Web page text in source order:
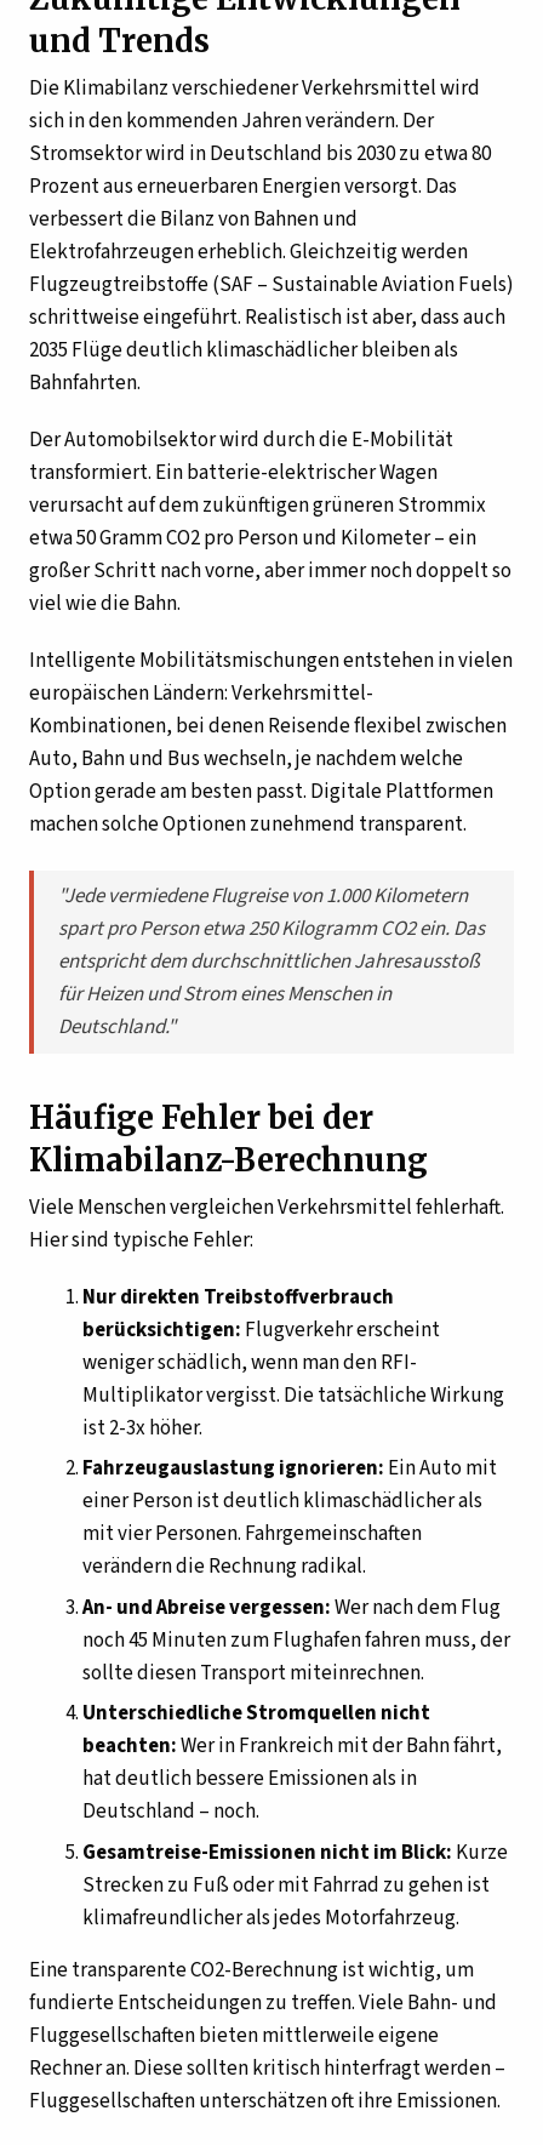
und Trends
Die Klimabilanz verschiedener Verkehrsmittel wird
sich in den kommenden Jahren verändern. Der
Stromsektor wird in Deutschland bis 2030 zu etwa 80
Prozent aus erneuerbaren Energien versorgt. Das
verbessert die Bilanz von Bahnen und
Elektrofahrzeugen erheblich. Gleichzeitig werden
Flugzeugtreibstoffe (SAF – Sustainable Aviation Fuels)
schrittweise eingeführt. Realistisch ist aber, dass auch
2035 Flüge deutlich klimaschädlicher bleiben als
Bahnfahrten.
Der Automobilsektor wird durch die E-Mobilität
transformiert. Ein batterie-elektrischer Wagen
verursacht auf dem zukünftigen grüneren Strommix
etwa 50 Gramm CO2 pro Person und Kilometer – ein
großer Schritt nach vorne, aber immer noch doppelt so
viel wie die Bahn.
Intelligente Mobilitätsmischungen entstehen in vielen
europäischen Ländern: Verkehrsmittel-
Kombinationen, bei denen Reisende flexibel zwischen
Auto, Bahn und Bus wechseln, je nachdem welche
Option gerade am besten passt. Digitale Plattformen
machen solche Optionen zunehmend transparent.
"Jede vermiedene Flugreise von 1.000 Kilometern
spart pro Person etwa 250 Kilogramm CO2 ein. Das
entspricht dem durchschnittlichen Jahresausstoß
für Heizen und Strom eines Menschen in
Deutschland."
Häufige Fehler bei der
Klimabilanz-Berechnung
Viele Menschen vergleichen Verkehrsmittel fehlerhaft.
Hier sind typische Fehler:
Nur direkten Treibstoffverbrauch
berücksichtigen: Flugverkehr erscheint
weniger schädlich, wenn man den RFI-
Multiplikator vergisst. Die tatsächliche Wirkung
ist 2-3x höher.
Fahrzeugauslastung ignorieren: Ein Auto mit
einer Person ist deutlich klimaschädlicher als
mit vier Personen. Fahrgemeinschaften
verändern die Rechnung radikal.
An- und Abreise vergessen:Wer nach dem Flug
noch 45 Minuten zum Flughafen fahren muss, der
sollte diesen Transport miteinrechnen.
Unterschiedliche Stromquellen nicht
beachten:Wer in Frankreich mit der Bahn fährt,
hat deutlich bessere Emissionen als in
Deutschland – noch.
Gesamtreise-Emissionen nicht im Blick: Kurze
Strecken zu Fuß oder mit Fahrrad zu gehen ist
klimafreundlicher als jedes Motorfahrzeug.
Eine transparente CO2-Berechnung ist wichtig, um
fundierte Entscheidungen zu treffen. Viele Bahn- und
Fluggesellschaften bieten mittlerweile eigene
Rechner an. Diese sollten kritisch hinterfragt werden –
Fluggesellschaften unterschätzen oft ihre Emissionen.